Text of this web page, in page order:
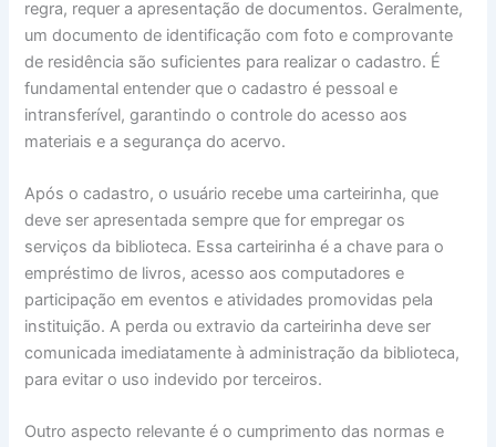
regra, requer a apresentação de documentos. Geralmente,
um documento de identificação com foto e comprovante
de residência são suficientes para realizar o cadastro. É
fundamental entender que o cadastro é pessoal e
intransferível, garantindo o controle do acesso aos
materiais e a segurança do acervo.
Após o cadastro, o usuário recebe uma carteirinha, que
deve ser apresentada sempre que for empregar os
serviços da biblioteca. Essa carteirinha é a chave para o
empréstimo de livros, acesso aos computadores e
participação em eventos e atividades promovidas pela
instituição. A perda ou extravio da carteirinha deve ser
comunicada imediatamente à administração da biblioteca,
para evitar o uso indevido por terceiros.
Outro aspecto relevante é o cumprimento das normas e